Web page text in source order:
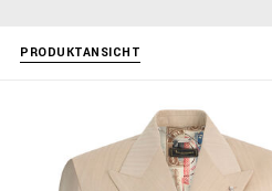
PRODUKTANSICHT